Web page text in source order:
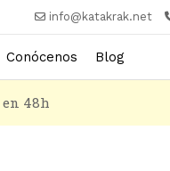
info@katakrak.net
Conócenos Blog
48h